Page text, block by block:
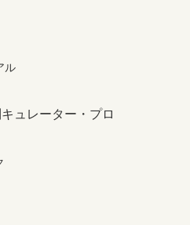
ル
ュレーター・プロ